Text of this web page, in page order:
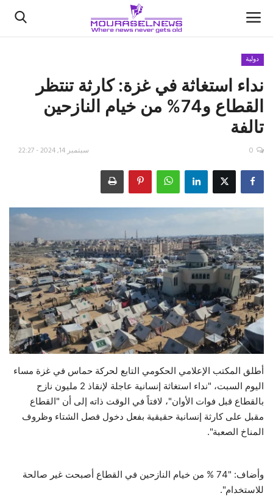
الأخبار
كتّابنا
السعودية
اقتصاد
علوم وتكنولوجيا
رياضة
فيديو
حياة
دولية
نداء استغاثة في غزة: كارثة تنتظر
القطاع و74% من خيام النازحين
تالفة
سبتمبر 14, 2024 - 22:27 0
أطلق المكتب الإعلامي الحكومي التابع لحركة حماس في غزة مساء
اليوم السبت، "نداء استغاثة إنسانية عاجلة لإنقاذ 2 مليون نازح
بالقطاع قبل فوات الأوان"، لافتاً في الوقت ذاته إلى أن "القطاع
مقبل على كارثة إنسانية حقيقية بفعل دخول فصل الشتاء وظروف
المناخ الصعبة".
وأضاف: "74 % من خيام النازحين في القطاع أصبحت غير صالحة
للاستخدام".